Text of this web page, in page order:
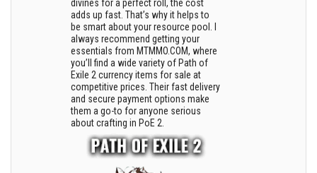
divines for a perfect roll, the cost
adds up fast. That’s why it helps to
be smart about your resource pool. I
always recommend getting your
essentials from MTMMO.COM, where
you’ll find a wide variety of Path of
Exile 2 currency items for sale at
competitive prices. Their fast delivery
and secure payment options make
them a go-to for anyone serious
about crafting in PoE 2.